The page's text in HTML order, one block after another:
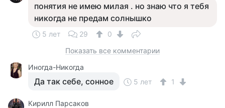
понятия не имею милая . но знаю что я тебя
никогда не предам солнышко
5 лет 29
0
Показать все комментарии
Иногда-Никогда
Да так себе, сонное 5 лет 1
Кирилл Парсаков